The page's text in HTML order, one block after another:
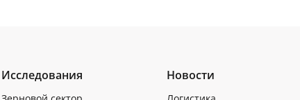
Исследования Новости